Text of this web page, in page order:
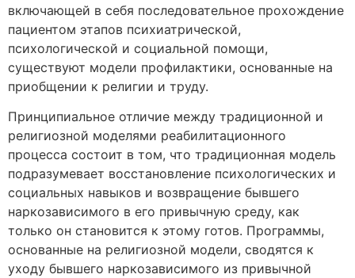
включающей в себя последовательное прохождение
пациентом этапов психиатрической,
психологической и социальной помощи,
существуют модели профилактики, основанные на
приобщении к религии и труду.
Принципиальное отличие между традиционной и
религиозной моделями реабилитационного
процесса состоит в том, что традиционная модель
подразумевает восстановление психологических и
социальных навыков и возвращение бывшего
наркозависимого в его привычную среду, как
только он становится к этому готов. Программы,
основанные на религиозной модели, сводятся к
уходу бывшего наркозависимого из привычной